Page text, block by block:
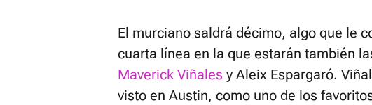
El murciano saldrá décimo, algo que le
cuarta línea en la que estarán también
Maverick Viñales y Aleix Espargaró.
visto en Austin, como uno de los